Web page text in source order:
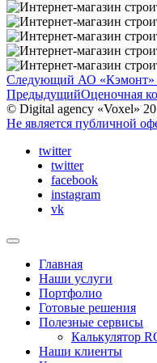
Следующий АО «Кэмонт»
ПредыдущийОценочная
© Digital agency «Voxel»
Не является публичной
twitter
twitter
facebook
instagram
vk
Главная
Наши услуги
Портфолио
Готовые решения
Полезные сервисы
Калькулятор
Наши клиенты